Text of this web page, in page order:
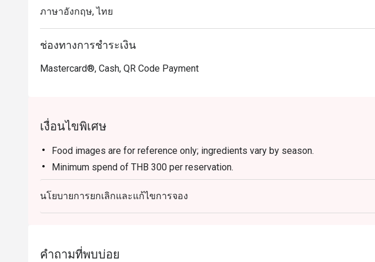
ภาษาอังกฤษ, ไทย
ช่องทางการชำระเงิน
Mastercard®, Cash, QR Code Payment
เงื่อนไขพิเศษ
Food images are for reference only; ingredients vary by season.
Minimum spend of THB 300 per reservation.
นโยบายการยกเลิกและแก้ไขการจอง
คำถามที่พบบ่อย